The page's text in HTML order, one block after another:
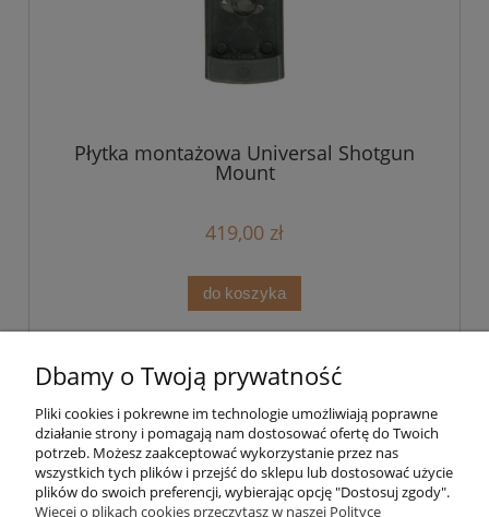
Płytka montażowa Universal Shotgun
Mount
419,00 zł
do koszyka
Pomoc
Dbamy o Twoją prywatność
Pliki cookies i pokrewne im technologie umożliwiają poprawne
działanie strony i pomagają nam dostosować ofertę do Twoich
potrzeb. Możesz zaakceptować wykorzystanie przez nas
wszystkich tych plików i przejść do sklepu lub dostosować użycie
plików do swoich preferencji, wybierając opcję "Dostosuj zgody".
Więcej o plikach cookies przeczytasz w naszej Polityce